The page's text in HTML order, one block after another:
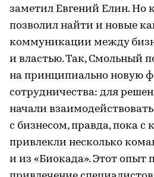
заметил Евгений Елин. Но
позволил найти и новые
коммуникации между
и властью. Так, Смольный
на принципиально новую
сотрудничества: для
начали
с бизнесом, правда, пока
привлекли несколько
и из «Биокада». Этот опыт